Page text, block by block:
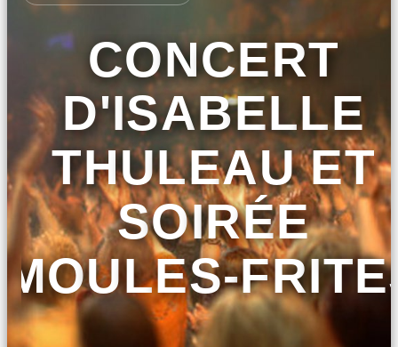
CONCERT
D'ISABELLE
THULEAU ET
SOIRÉE
MOULES-